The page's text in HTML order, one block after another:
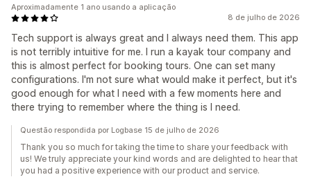
8 de julho de 2026
Tech support is always great and I always need them. This app
is not terribly intuitive for me. I run a kayak tour company and
this is almost perfect for booking tours. One can set many
configurations. I'm not sure what would make it perfect, but it's
good enough for what I need with a few moments here and
there trying to remember where the thing is I need.
Aproximadamente 1 ano usando a aplicação
Questão respondida por Logbase 15 de julho de 2026
Thank you so much for taking the time to share your feedback with
us! We truly appreciate your kind words and are delighted to hear that
you had a positive experience with our product and service.